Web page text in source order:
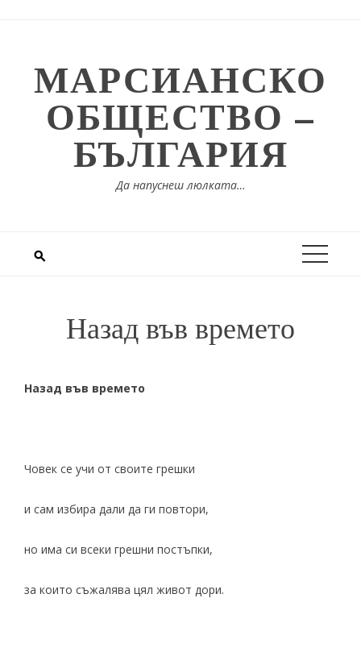
МАРСИАНСКО
ОБЩЕСТВО –
БЪЛГАРИЯ
Да напуснеш люлката…
Назад във времето
Назад във времето
Човек се учи от своите грешки
и сам избира дали да ги повтори,
но има си всеки грешни постъпки,
за които съжалява цял живот дори.